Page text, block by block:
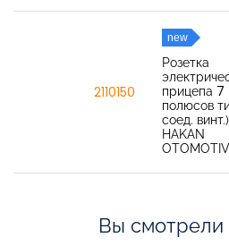
2110150
new
Розетка
прицепа 7
полюсов
соед. винт.)
HAKAN
OTOMOTIV
Вы смотрели